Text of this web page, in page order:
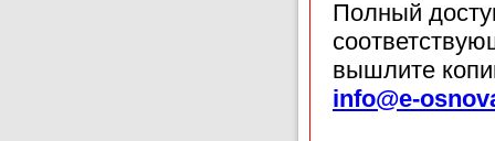
Полный
вышлите
info@e-